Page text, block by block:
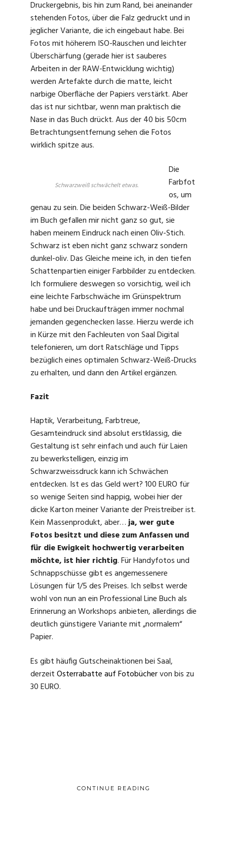
Druckergebnis, bis hin zum Rand, bei aneinander
stehenden Fotos, über die Falz gedruckt und in
jeglicher Variante, die ich eingebaut habe. Bei
Fotos mit höherem ISO-Rauschen und leichter
Überschärfung (gerade hier ist sauberes
Arbeiten in der RAW-Entwicklung wichtig)
werden Artefakte durch die matte, leicht
narbige Oberfläche der Papiers verstärkt. Aber
das ist nur sichtbar, wenn man praktisch die
Nase in das Buch drückt. Aus der 40 bis 50cm
Betrachtungsentfernung sehen die Fotos
wirklich spitze aus.
Schwarzweiß schwächelt etwas.
Die
Farbfot
os, um
genau zu sein. Die beiden Schwarz-Weiß-Bilder
im Buch gefallen mir nicht ganz so gut, sie
haben meinem Eindruck nach einen Oliv-Stich.
Schwarz ist eben nicht ganz schwarz sondern
dunkel-oliv. Das Gleiche meine ich, in den tiefen
Schattenpartien einiger Farbbilder zu entdecken.
Ich formuliere deswegen so vorsichtig, weil ich
eine leichte Farbschwäche im Grünspektrum
habe und bei Druckaufträgen immer nochmal
jemanden gegenchecken lasse. Hierzu werde ich
in Kürze mit den Fachleuten von Saal Digital
telefonieren, um dort Ratschläge und Tipps
bezüglich eines optimalen Schwarz-Weiß-Drucks
zu erhalten, und dann den Artikel ergänzen.
Fazit
Haptik, Verarbeitung, Farbtreue,
Gesamteindruck sind absolut erstklassig, die
Gestaltung ist sehr einfach und auch für Laien
zu bewerkstelligen, einzig im
Schwarzweissdruck kann ich Schwächen
entdecken. Ist es das Geld wert? 100 EURO für
so wenige Seiten sind happig, wobei hier der
dicke Karton meiner Variante der Preistreiber ist.
Kein Massenprodukt, aber…ja, wer gute
Fotos besitzt und diese zum Anfassen und
für die Ewigkeit hochwertig verarbeiten
möchte, ist hier richtig. Für Handyfotos und
Schnappschüsse gibt es angemessenere
Lösungen für 1/5 des Preises. Ich selbst werde
wohl von nun an ein Professional Line Buch als
Erinnerung an Workshops anbieten, allerdings die
deutlich günstigere Variante mit „normalem“
Papier.
Es gibt häufig Gutscheinaktionen bei Saal,
derzeitOsterrabatte auf Fotobüchervon bis zu
30 EURO.
CONTINUE READING